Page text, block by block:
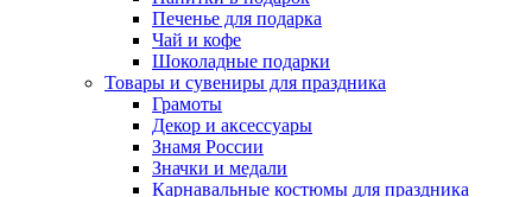
Печенье для подарка
Чай и кофе
Шоколадные подарки
Товары и сувениры для праздника
Грамоты
Декор и аксессуары
Знамя России
Значки и медали
Карнавальные костюмы для праздника